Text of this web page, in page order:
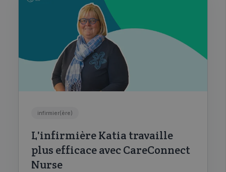
infirmier(ère)
L'infirmière Katia travaille
plus efficace avec CareConnect
Nurse